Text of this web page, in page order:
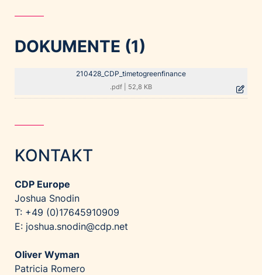
DOKUMENTE (1)
210428_CDP_timetogreenfinance
.pdf 52,8 KB
KONTAKT
CDP Europe
Joshua Snodin
T: +49 (0)17645910909
E: joshua.snodin@cdp.net
Oliver Wyman
Patricia Romero